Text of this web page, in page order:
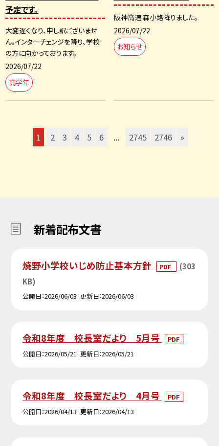
予定です。
大変遅くなり、申し訳ございませ
ん。インターチェンジを降り、学校
の方に向かっております。
2026/07/22
高学年
阪神高速 森小路降りました。
2026/07/22
お知らせ
1 2 3 4 5 6 ... 2745 2746 »
新着配布文書
焼野小学校いじめ防止基本方針 PDF
(303
KB)
公開日 2026/06/03 更新日 2026/06/03
令和8年度 校長室だより 5月号
PDF
公開日 2026/05/21 更新日 2026/05/21
令和8年度 校長室だより 4月号
PDF
公開日 2026/04/13 更新日 2026/04/13